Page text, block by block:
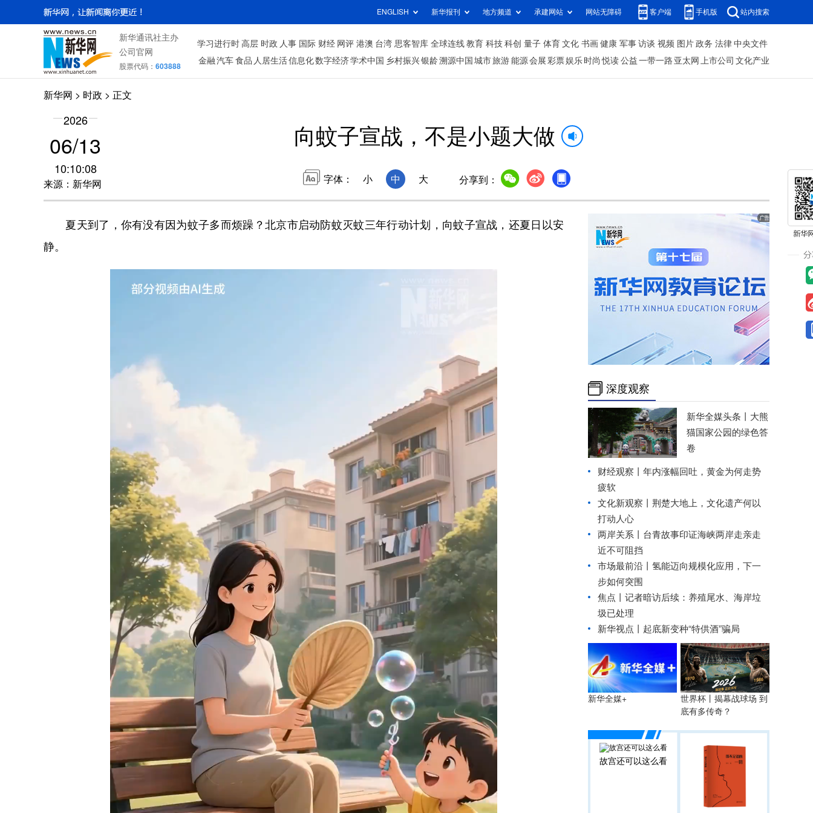
ENGLISH 新华报刊 地方频道 承建网站 网站无障碍 客户端 手机版 站内搜索
新华通讯社主办
公司官网
股票代码： 603888
学习进行时 高层 时政 人事 国际 财经 网评 港澳 台湾 思客智库 全球连线 教育 科技 科创 量子 体育 文化 书画 健康 军事 访谈 视频 图片 政务 法律 中央文件
金融 汽车 食品 人居生活信息化数字经济学术中国 乡村振兴银龄溯源中国 城市旅游 能源 会展 彩票娱乐 时尚 悦读 公益 一带一路 亚太网 上市公司 文化产业
新华网 > 时政 > 正文
2026
06/13
10:10:08
来源：新华网
向蚊子宣战，不是小题大做
字体： 小 中 大 分享到：
夏天到了，你有没有因为蚊子多而烦躁？北京市启动防蚊灭蚊三年行动计划，向蚊子宣战，还夏日以安
静。
深度观察
新华全媒头条丨 大熊
猫国家公园的绿色答
卷
财经观察丨 年内涨幅回吐，黄金为何走势
疲软
文化新观察丨 荆楚大地上，文化遗产何以
打动人心
两岸关系丨 台青故事印证海峡两岸走亲走
近不可阻挡
市场最前沿丨氢能迈向规模化应用，下一
步如何突围
焦点丨记者暗访后续：养殖尾水、海岸垃
圾已处理
新华视点丨 起底新变种“特供酒”骗局
新华全媒+
世界杯丨揭幕战球场 到
底有多传奇？
故宫还可以这么看